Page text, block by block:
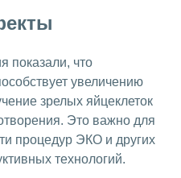
показали, что
увеличению
зрелых яйцеклеток
Это важно для
процедур ЭКО и других
технологий.